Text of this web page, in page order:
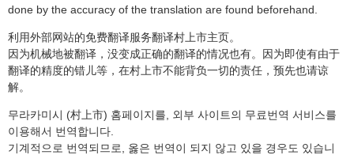
done by the accuracy of the translation are found beforehand.
利用外部网站的免费翻译服务翻译村上市主页。
因为机械地被翻译，没变成正确的翻译的情况也有。因为即使有由于
翻译的精度的错儿等，在村上市不能背负一切的责任，预先也请谅
解。
무라카미시 (村上市) 홈페이지를, 외부 사이트의 무료번역 서비스를
이용해서 번역합니다.
기계적으로 번역되므로, 옳은 번역이 되지 않고 있을 경우도 있습니